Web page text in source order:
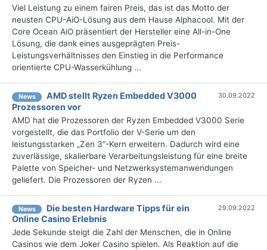
Viel Leistung zu einem fairen Preis, das ist das Motto der
neusten CPU-AiO-Lösung aus dem Hause Alphacool. Mit der
Core Ocean AiO präsentiert der Hersteller eine All-in-One
Lösung, die dank eines ausgeprägten Preis-
Leistungsverhältnisses den Einstieg in die Performance
orientierte CPU-Wasserkühlung ...
News
AMD stellt Ryzen Embedded V3000
Prozessoren vor
30.09.2022
AMD hat die Prozessoren der Ryzen Embedded V3000 Serie
vorgestellt, die das Portfolio der V-Serie um den
leistungsstarken „Zen 3“-Kern erweitern. Dadurch wird eine
zuverlässige, skalierbare Verarbeitungsleistung für eine breite
Palette von Speicher- und Netzwerksystemanwendungen
geliefert. Die Prozessoren der Ryzen ...
News
Die besten Hardware Tipps für ein
Online Casino Erlebnis
29.09.2022
Jede Sekunde steigt die Zahl der Menschen, die in Online
Casinos wie dem Joker Casino spielen. Als Reaktion auf die